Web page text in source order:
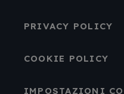
PRIVACY POLICY
COOKIE POLICY
IMPOSTAZIONI